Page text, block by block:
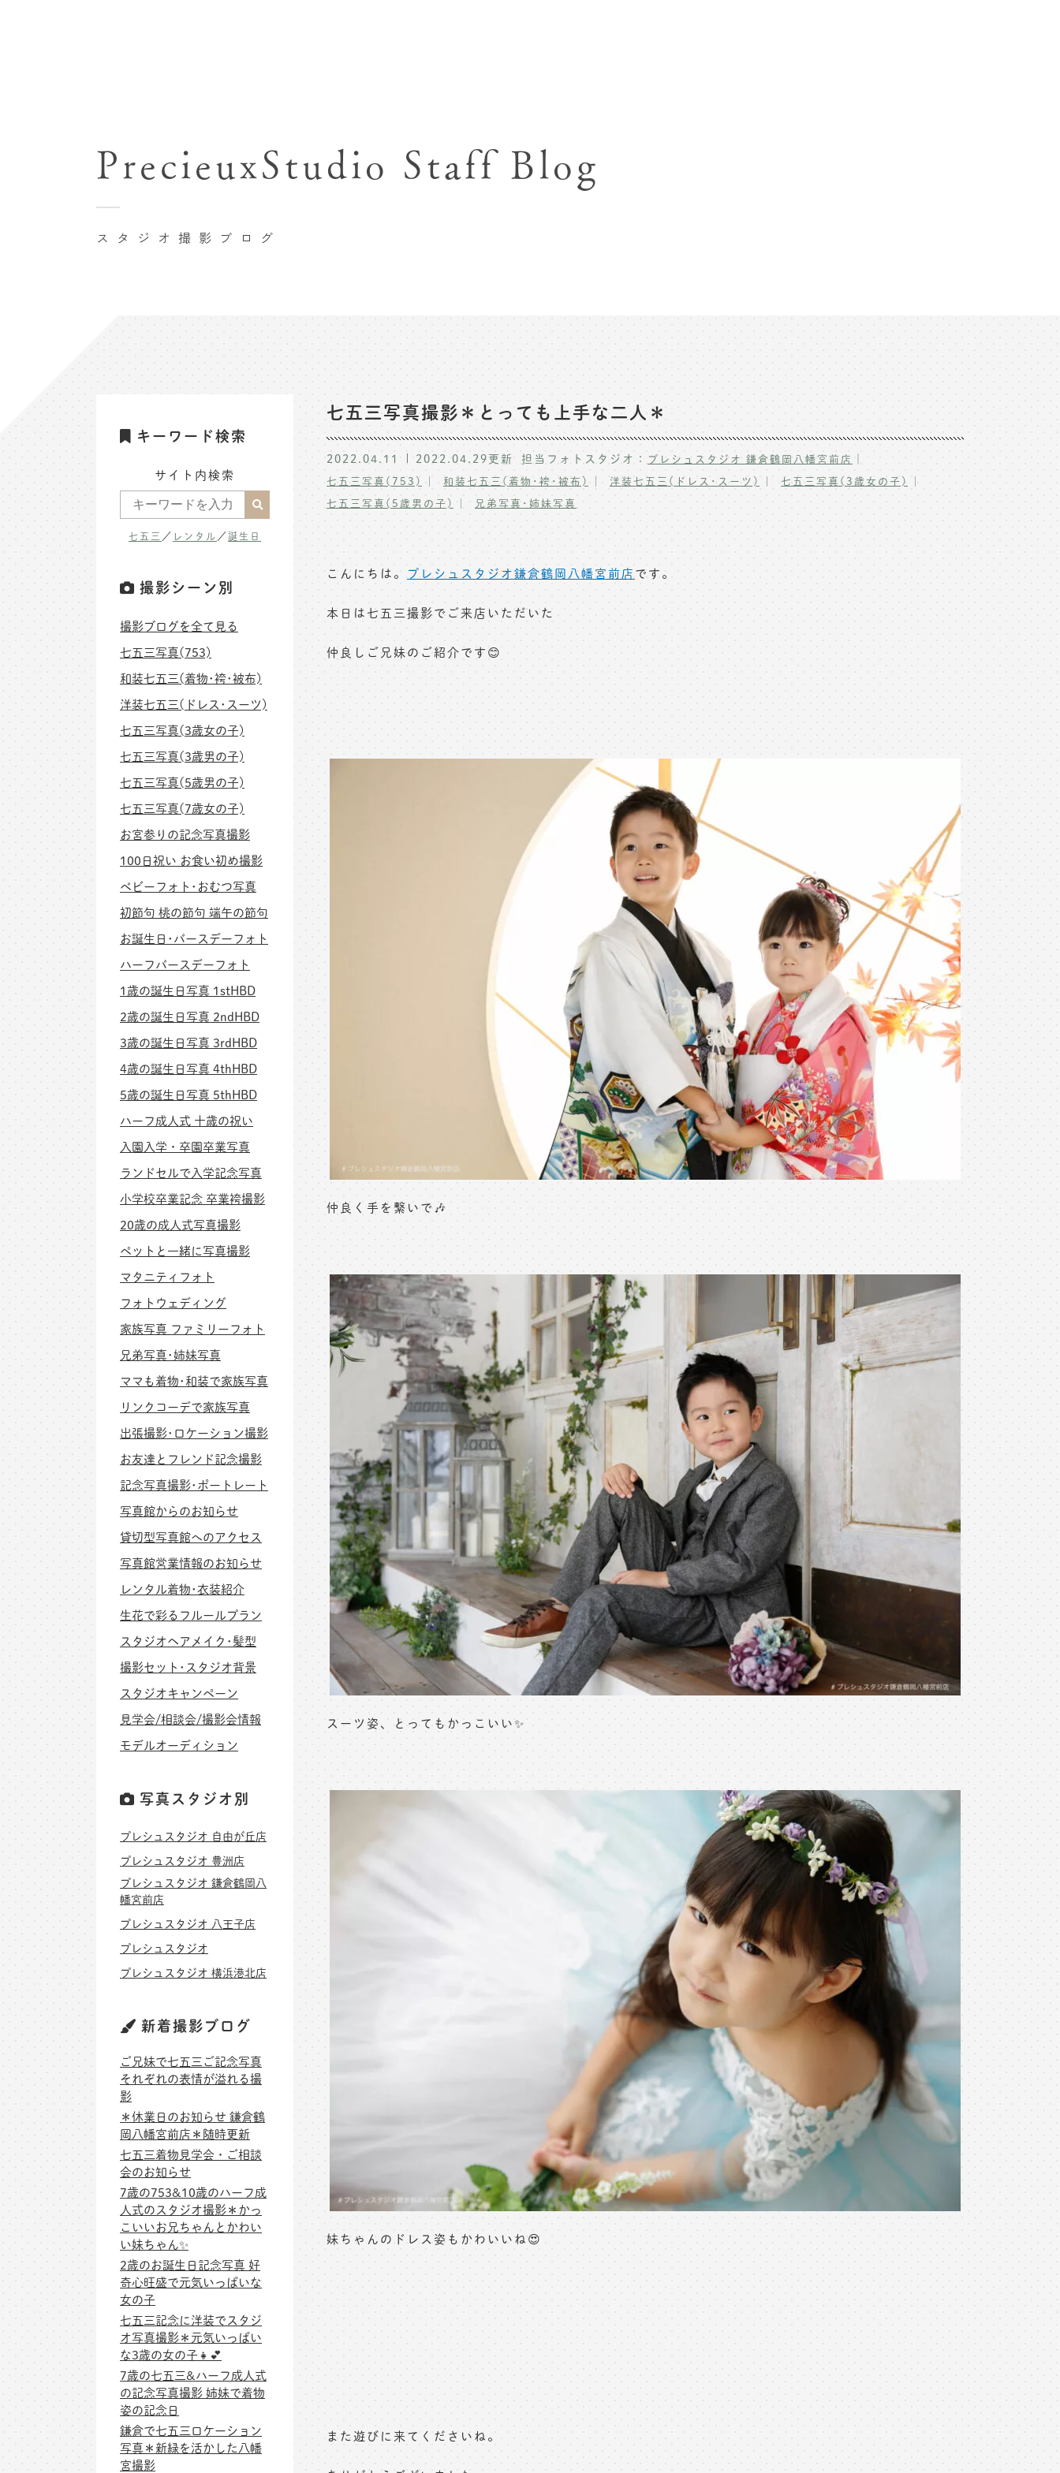
卒業袴･卒業写真撮影
入園入学･卒園卒業記念撮影
ハーフ成人式･10歳の祝い記念撮影
マタニティフォト撮影
自由が丘店
八王子店
横浜港北店 et Fleur
スタジオ撮影ブログ
PrecieuxStudio Staff Blog
七五三写真撮影＊とっても上手な二人＊
2022.04.11 2022.04.29更新 担当フォトスタジオ： プレシュスタジオ 鎌倉鶴岡八幡宮前店 ｜
七五三写真(753) 和装七五三(着物･袴･被布) 洋装七五三(ドレス･スーツ)
七五三写真(3歳女の子)
七五三写真(5歳男の子)
兄弟写真･姉妹写真
こんにちは。 プレシュスタジオ鎌倉鶴岡八幡宮前店です。
本日は七五三撮影でご来店いただいた
仲良しご兄妹のご紹介です😊
仲良く手を繋いで🎶
スーツ姿、とってもかっこいい✨
妹ちゃんのドレス姿もかわいいね😍
また遊びに来てくださいね。
キーワード検索
サイト内検索
七五三 ／ レンタル ／誕生日
撮影シーン別
撮影ブログを全て見る
七五三写真(753)
和装七五三(着物･袴･被布)
洋装七五三(ドレス･スーツ)
七五三写真(3歳女の子)
七五三写真(3歳男の子)
七五三写真(5歳男の子)
七五三写真(7歳女の子)
お宮参りの記念写真撮影
100日祝い お食い初め撮影
ベビーフォト･おむつ写真
初節句 桃の節句 端午の節句
お誕生日･バースデーフォト
ハーフバースデーフォト
1歳の誕生日写真 1stHBD
2歳の誕生日写真 2ndHBD
3歳の誕生日写真 3rdHBD
4歳の誕生日写真 4thHBD
5歳の誕生日写真 5thHBD
ハーフ成人式 十歳の祝い
入園入学・卒園卒業写真
ランドセルで入学記念写真
小学校卒業記念 卒業袴撮影
20歳の成人式写真撮影
ペットと一緒に写真撮影
マタニティフォト
フォトウェディング
家族写真 ファミリーフォト
兄弟写真･姉妹写真
ママも着物･和装で家族写真
リンクコーデで家族写真
出張撮影･ロケーション撮影
お友達とフレンド記念撮影
記念写真撮影･ポートレート
写真館からのお知らせ
貸切型写真館へのアクセス
写真館営業情報のお知らせ
レンタル着物･衣装紹介
生花で彩るフルールプラン
スタジオヘアメイク･髪型
撮影セット･スタジオ背景
スタジオキャンペーン
見学会/相談会/撮影会情報
モデルオーディション
写真スタジオ別
プレシュスタジオ 自由が丘店
プレシュスタジオ 豊洲店
プレシュスタジオ 鎌倉鶴岡八
幡宮前店
プレシュスタジオ 八王子店
プレシュスタジオ
プレシュスタジオ 横浜港北店
新着撮影ブログ
ご兄妹で七五三ご記念写真
それぞれの表情が溢れる撮
影
＊休業日のお知らせ 鎌倉鶴
岡八幡宮前店＊随時更新
七五三着物見学会・ご相談
会のお知らせ
7歳の753&10歳のハーフ成
人式のスタジオ撮影＊かっ
こいいお兄ちゃんとかわい
い妹ちゃん✨
2歳のお誕生日記念写真 好
奇心旺盛で元気いっぱいな
女の子
七五三記念に洋装でスタジ
オ写真撮影＊元気いっぱい
な3歳の女の子👧💕
7歳の七五三&ハーフ成人式
の記念写真撮影 姉妹で着物
姿の記念日
鎌倉で七五三ロケーション
写真＊新緑を活かした八幡
宮撮影